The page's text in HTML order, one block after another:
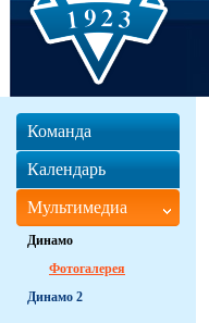
Команда
Календарь
Мультимедиа
Динамо
Фотогалерея
Динамо 2